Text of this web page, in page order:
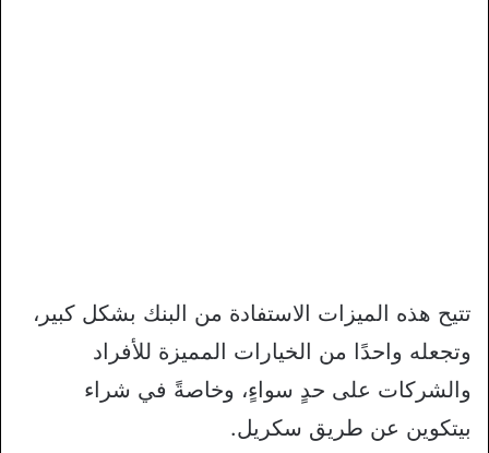
تتيح هذه الميزات الاستفادة من البنك بشكل كبير،
وتجعله واحدًا من الخيارات المميزة للأفراد
والشركات على حدٍ سواءٍ، وخاصةً في شراء
بيتكوين عن طريق سكريل.